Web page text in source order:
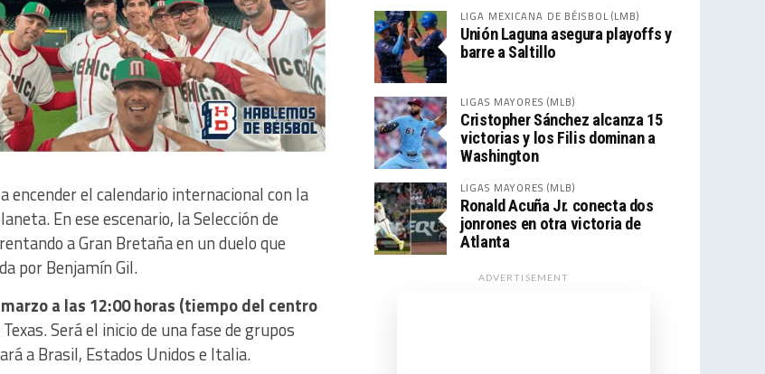
encender el calendario internacional con la
En ese escenario, la Selección de
a Gran Bretaña en un duelo que
porBenjamín Gil.
a las 12:00 horas (tiempo del centro
Será el inicio de una fase de grupos
a Brasil, Estados Unidos e Italia.
LIGA MEXICANA DE BÉISBOL (LMB)
Unión Laguna asegura playoffs y
barre a Saltillo
LIGAS MAYORES (MLB)
Cristopher Sánchez alcanza 15
victorias y los Filis dominan a
Washington
LIGAS MAYORES (MLB)
Ronald Acuña Jr. conecta dos
jonrones en otra victoria de
Atlanta
ADVERTISEMENT